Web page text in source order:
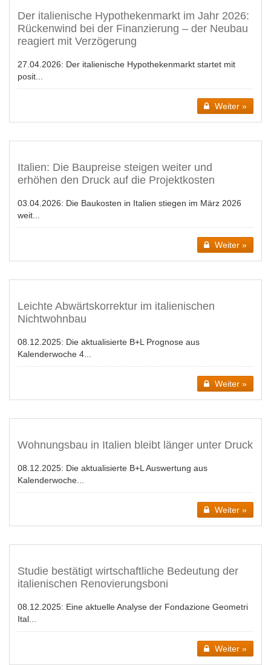
Der italienische Hypothekenmarkt im Jahr 2026:
Rückenwind bei der Finanzierung – der Neubau
reagiert mit Verzögerung
27.04.2026: Der italienische Hypothekenmarkt startet mit
posit...
Weiter »
Italien: Die Baupreise steigen weiter und
erhöhen den Druck auf die Projektkosten
03.04.2026: Die Baukosten in Italien stiegen im März 2026
weit...
Weiter »
Leichte Abwärtskorrektur im italienischen
Nichtwohnbau
08.12.2025: Die aktualisierte B+L Prognose aus
Kalenderwoche 4...
Weiter »
Wohnungsbau in Italien bleibt länger unter Druck
08.12.2025: Die aktualisierte B+L Auswertung aus
Kalenderwoche...
Weiter »
Studie bestätigt wirtschaftliche Bedeutung der
italienischen Renovierungsboni
08.12.2025: Eine aktuelle Analyse der Fondazione Geometri
Ital...
Weiter »